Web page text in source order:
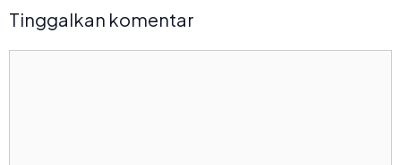
Tinggalkan komentar